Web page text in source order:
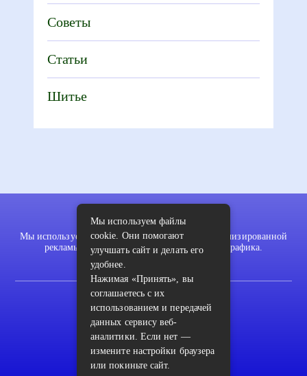
Советы
Статьи
Шитье
Мы используем файлы cookie для показа персонализированной
рекламы и/или контента и анализа нашего трафика.
Карта сайта
Пользовательское соглашение
Мы используем файлы
cookie. Они помогают
улучшать сайт и делать его
удобнее.
Нажимая «Принять», вы
соглашаетесь с их
использованием и передачей
данных сервису веб-
аналитики. Если нет —
измените настройки браузера
или покиньте сайт.